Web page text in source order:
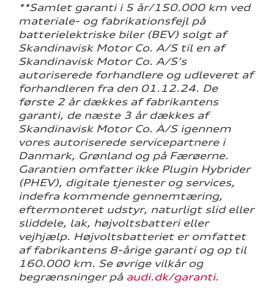
**Samlet garanti i 5 år/150.000 km ved
materiale- og fabrikationsfejl på
batterielektriske biler (BEV) solgt af
Skandinavisk Motor Co. A/S til en af
Skandinavisk Motor Co. A/S’s
autoriserede forhandlere og udleveret af
forhandleren fra den 01.12.24. De
første 2 år dækkes af fabrikantens
garanti, de næste 3 år dækkes af
Skandinavisk Motor Co. A/S igennem
vores autoriserede servicepartnere i
Danmark, Grønland og på Færøerne.
Garantien omfatter ikke Plugin Hybrider
(PHEV), digitale tjenester og services,
indefra kommende gennemtæring,
eftermonteret udstyr, naturligt slid eller
sliddele, lak, højvoltsbatteri eller
vejhjælp. Højvoltsbatteriet er omfattet
af fabrikantens 8-årige garanti og op til
160.000 km. Se øvrige vilkår og
begrænsninger på audi.dk/garanti.